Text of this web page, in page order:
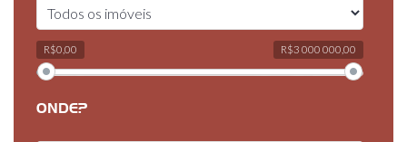
R$0,00 R$3 000 000,00
ONDE?